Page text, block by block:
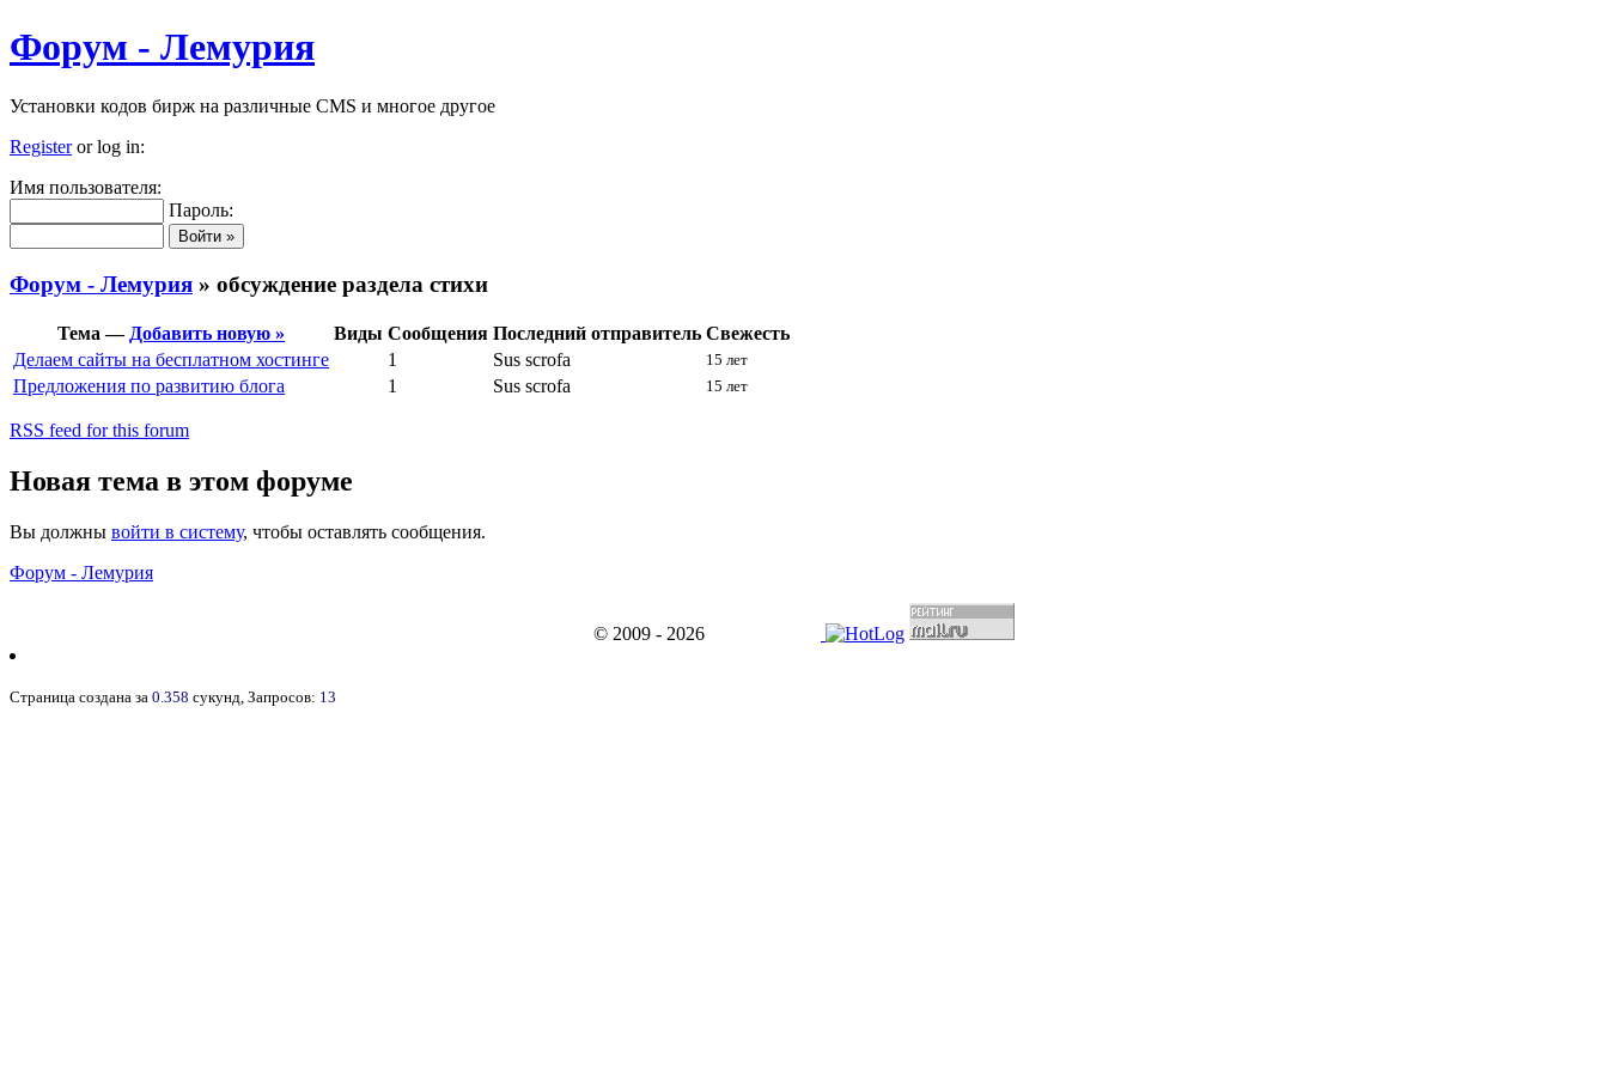
Форум - Лемурия
Установки кодов бирж на различные CMS и многое другое
Registeror log in:
Имя пользователя:
Пароль:
Форум - Лемурия » обсуждение раздела стихи
Тема — Добавить новую » Виды Сообщения Последний отправитель Свежесть
Делаем сайты на бесплатном хостинге
1 Sus scrofa 15 лет
Предложения по развитию блога 1 Sus scrofa 15 лет
RSS feed for this forum
Новая тема в этом форуме
Вы должны войти в систему, чтобы оставлять сообщения.
Форум - Лемурия
© 2009 - 2026
Страница создана за 0.358 сукунд, Запросов: 13